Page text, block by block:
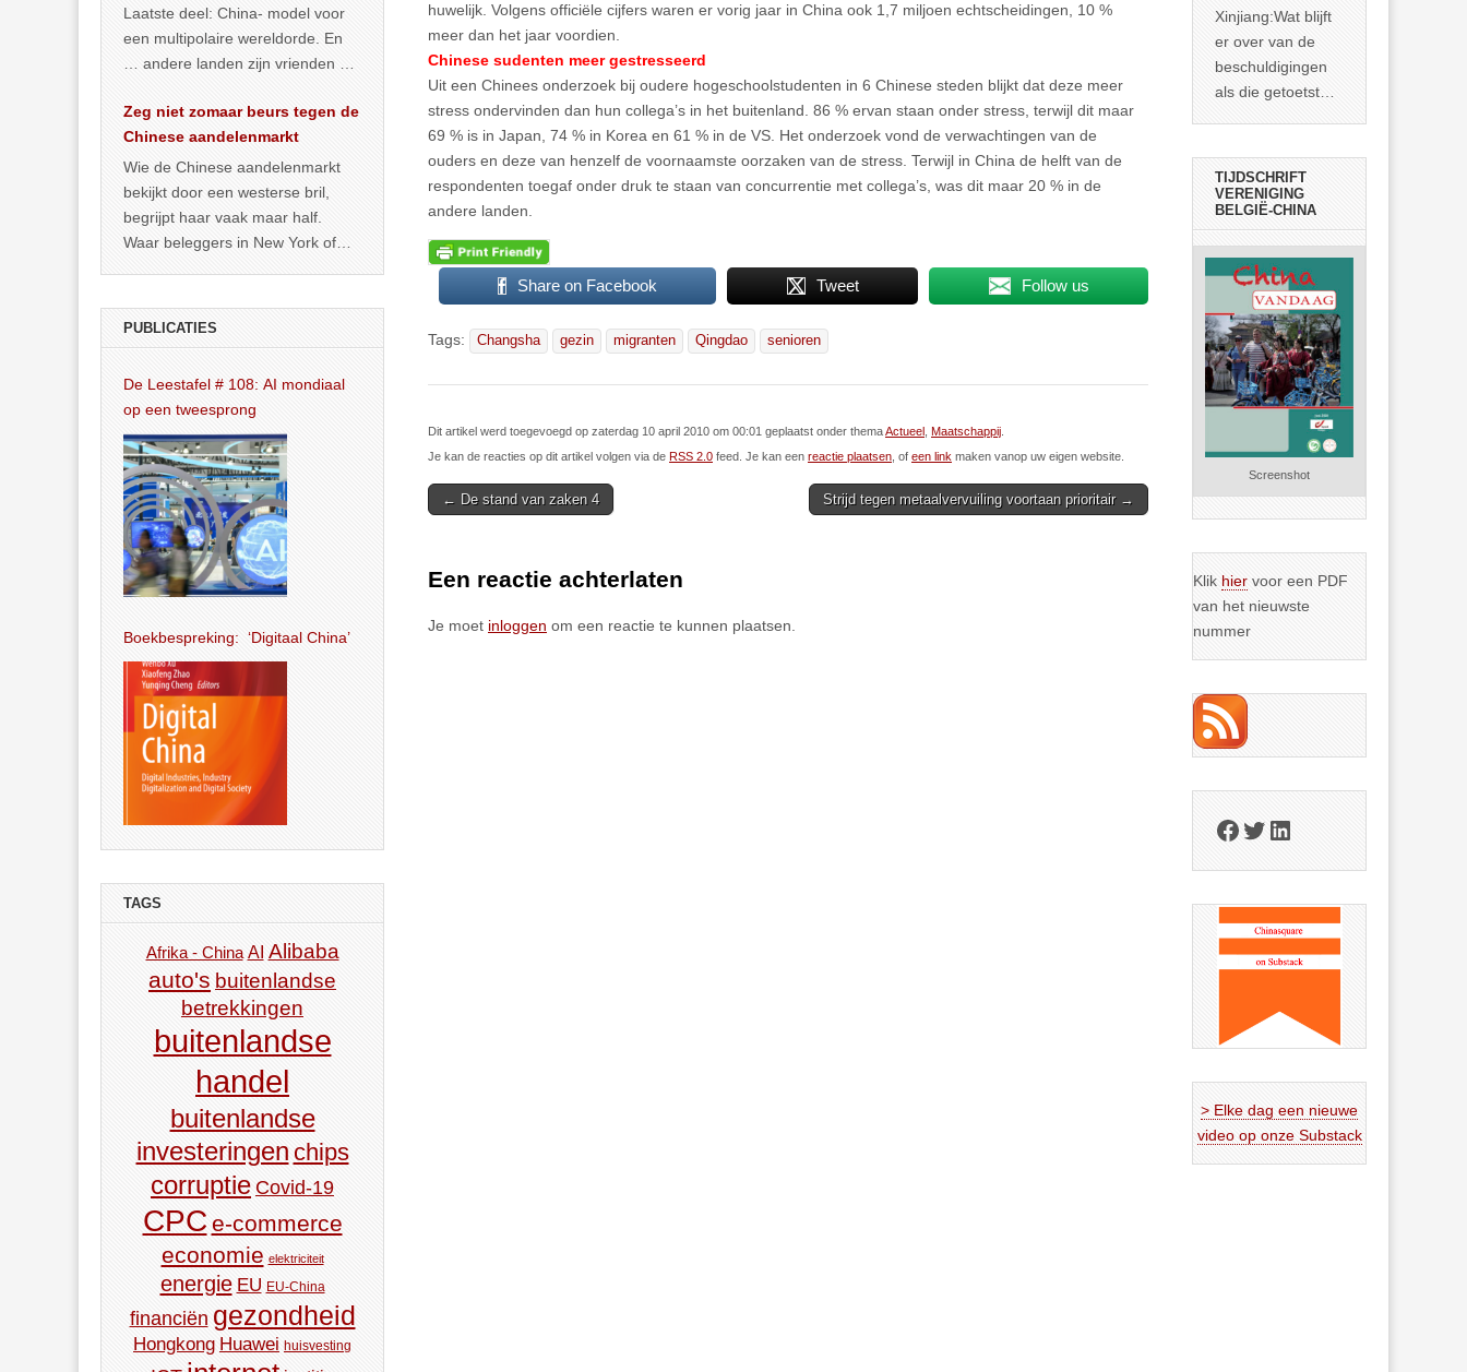
huwelijk. Volgens officiële cijfers waren er vorig jaar in China ook 1,7 miljoen echtscheidingen, 10 %
meer dan het jaar voordien.
Chinese sudenten meer gestresseerd
Uit een Chinees onderzoek bij oudere hogeschoolstudenten in 6 Chinese steden blijkt dat deze meer
stress ondervinden dan hun collega’s in het buitenland. 86 % ervan staan onder stress, terwijl dit maar
69 % is in Japan, 74 % in Korea en 61 % in de VS. Het onderzoek vond de verwachtingen van de
ouders en deze van henzelf de voornaamste oorzaken van de stress. Terwijl in China de helft van de
respondenten toegaf onder druk te staan van concurrentie met collega’s, was dit maar 20 % in de
andere landen.
Share on Facebook Tweet Follow us
Tags: Changsha gezin migranten Qingdao senioren
Dit artikel werd toegevoegd op zaterdag 10 april 2010 om 00:01 geplaatst onder themaActueel Maatschappij
Je kan de reacties op dit artikel volgen via de RSS 2.0 feed. Je kan een reactie plaatsen , of een link maken vanop uw eigen website.
Post
← De stand van zaken 4 Strijd tegen metaalvervuiling voortaan prioritair →
Een reactie achterlaten
Je moet inloggen om een reactie te kunnen plaatsen.
Laatste deel: China- model voor
een multipolaire wereldorde. En
… andere landen zijn vrienden of
Zeg niet zomaar beurs tegen de
Chinese aandelenmarkt
Wie de Chinese aandelenmarkt
bekijkt door een westerse bril,
begrijpt haar vaak maar half.
Waar beleggers in New York of
PUBLICATIES
De Leestafel # 108: AI mondiaal
op een tweesprong
Boekbespreking: ‘Digitaal China’
TAGS
Afrika - China AI Alibaba
auto's buitenlandse
betrekkingen
buitenlandse
handel
buitenlandse
investeringen chips
corruptie Covid-19
CPC e-commerce
economie elektriciteit
energie EU EU-China
financiën gezondheid
Hongkong Huawei huisvesting
agressie. In
werkelijkheid
verhult die
spectaculaire
achterstand die
… >> lees meer
bewijzen?
Xinjiang:Wat blijft
er over van de
beschuldigingen
als die getoetst
TIJDSCHRIFT
VERENIGING
BELGIË-CHINA
Screenshot
Klik hier voor een PDF
van het nieuwste
nummer
Facebook
Twitter
LinkedIn
> Elke dag een nieuwe
video op onze Substack